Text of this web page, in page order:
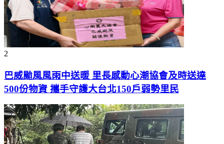
2
巴威颱風風雨中送暖 里長感動心潮協會及時送達
500份物資 攜手守護大台北150戶弱勢里民